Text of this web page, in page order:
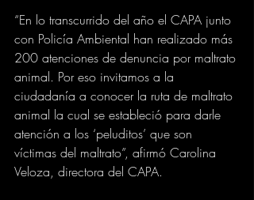
“En lo transcurrido del año el CAPA junto
con Policía Ambiental han realizado más
200 atenciones de denuncia por maltrato
animal. Por eso invitamos a la
ciudadanía a conocer la ruta de maltrato
animal la cual se estableció para darle
atención a los ‘peluditos’ que son
víctimas del maltrato”, afirmó Carolina
Veloza, directora del CAPA.